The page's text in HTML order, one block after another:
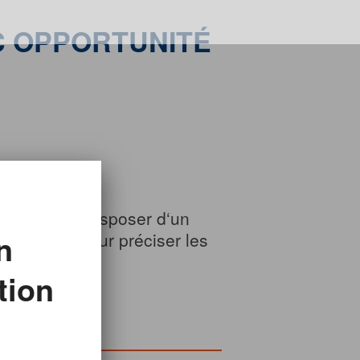
OPPORTUNITÉ
devez disposer d‘un
vous pour préciser les